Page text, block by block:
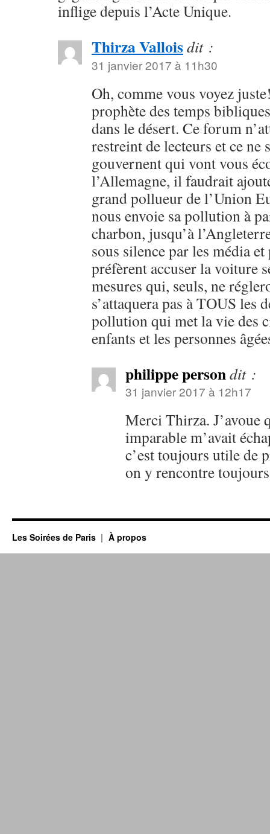
inflige depuis l’Acte Unique.
Thirza Valloisdit :
31 janvier 2017 à 11h30
Oh, comme vous voyez
prophète des temps
dans le désert. Ce forum
restreint de lecteurs et ce ne
gouvernent qui vont vous
l’Allemagne, il faudrait
grand pollueur de l’Union
nous envoie sa pollution à
charbon, jusqu’à
sous silence par les média
préfèrent accuser la voiture
mesures qui, seuls, ne
s’attaquera pas à TOUS les
pollution qui met la vie des
enfants et les personnes
philippe persondit :
31 janvier 2017 à 12h17
Merci Thirza. J’avoue
imparable m’avait
c’est toujours utile de
on y rencontre
Les Soirées de Paris À propos